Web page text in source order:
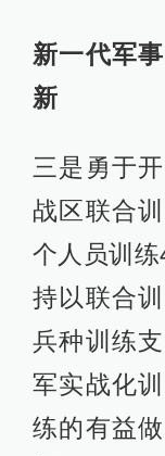
新一代军
新
三是勇于
战区联合
个人员训
持以联合
兵种训练
军实战化
练的有益